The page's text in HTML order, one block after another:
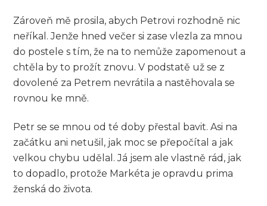
Zároveň mě prosila, abych Petrovi rozhodně nic
neříkal. Jenže hned večer si zase vlezla za mnou
do postele s tím, že na to nemůže zapomenout a
chtěla by to prožít znovu. V podstatě už se z
dovolené za Petrem nevrátila a nastěhovala se
rovnou ke mně.
Petr se se mnou od té doby přestal bavit. Asi na
začátku ani netušil, jak moc se přepočítal a jak
velkou chybu udělal. Já jsem ale vlastně rád, jak
to dopadlo, protože Markéta je opravdu prima
ženská do života.